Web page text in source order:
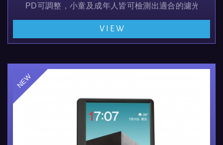
PD可調整，小童及成年人皆可檢測出適合的濾光片
VIEW